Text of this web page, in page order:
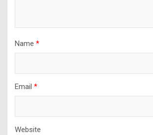
Name *
Email *
Website